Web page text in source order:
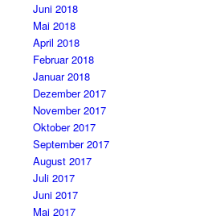
Juni 2018
Mai 2018
April 2018
Februar 2018
Januar 2018
Dezember 2017
November 2017
Oktober 2017
September 2017
August 2017
Juli 2017
Juni 2017
Mai 2017